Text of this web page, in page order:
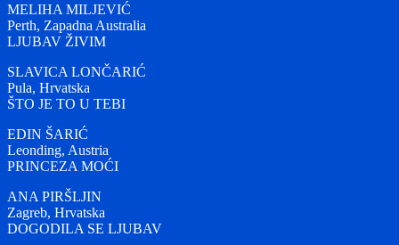
MELIHA MILJEVIĆ
Perth, Zapadna Australia
LJUBAV ŽIVIM
SLAVICA LONČARIĆ
Pula, Hrvatska
ŠTO JE TO U TEBI
EDIN ŠARIĆ
Leonding, Austria
PRINCEZA MOĆI
ANA PIRŠLJIN
Zagreb, Hrvatska
DOGODILA SE LJUBAV